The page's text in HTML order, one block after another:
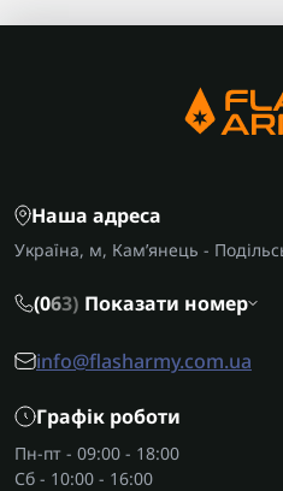
Наша адреса
Україна, м, Кам’янець -
(063) Показати номер
info@flasharmy.com.ua
Графік роботи
Пн-пт - 09:00 - 18:00
Сб - 10:00 - 16:00